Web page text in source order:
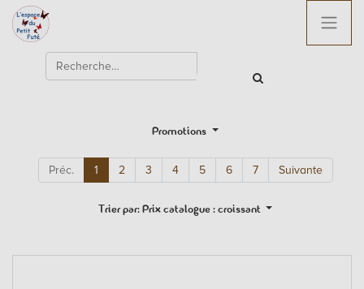
Promotions
Préc. 1 2 3 4 5 6 7 Suivante
Trier par: Prix catalogue : croissant